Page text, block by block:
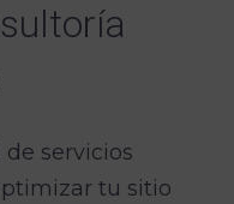
servicios
tu sitio